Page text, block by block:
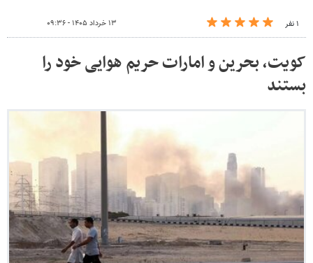
۱ نفر ۱۳ خرداد ۱۴۰۵ - ۰۹:۳۶
کویت، بحرین و امارات حریم هوایی خود را
بستند